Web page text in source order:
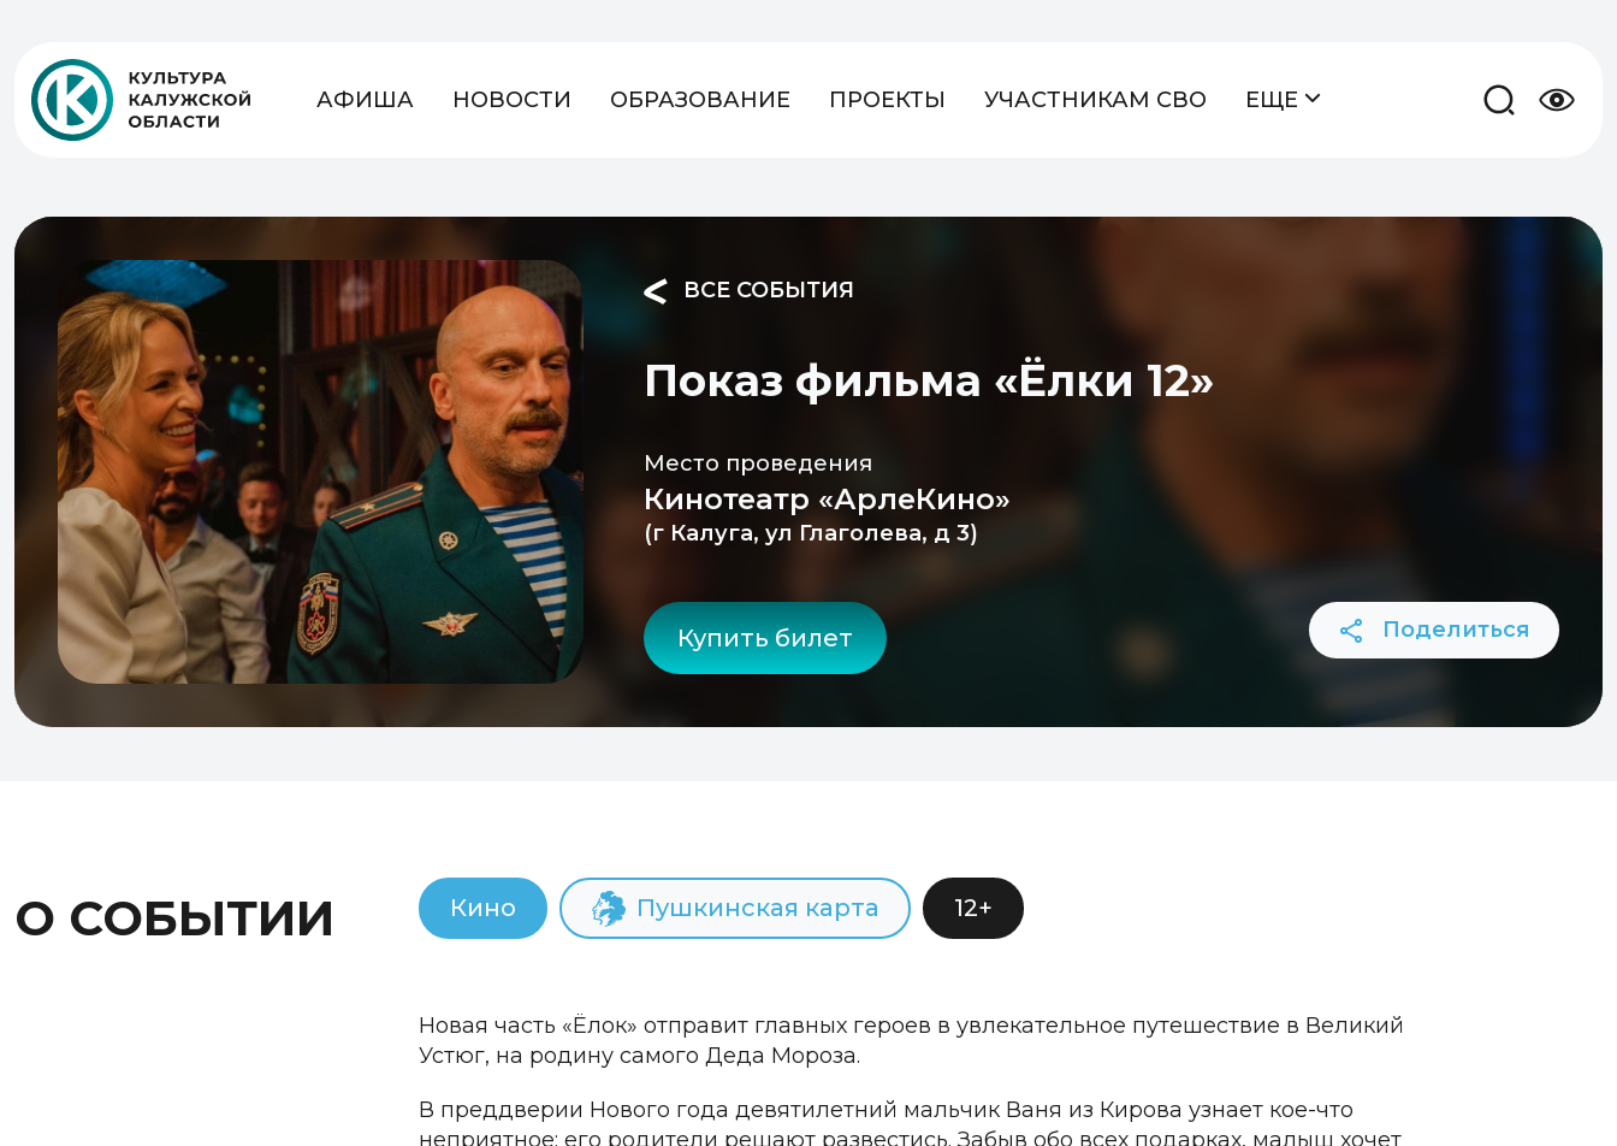
АФИША НОВОСТИ ОБРАЗОВАНИЕ ПРОЕКТЫ УЧАСТНИКАМ СВО ЕЩЕ
ВСЕ СОБЫТИЯ
Показ фильма «Ёлки 12»
Место проведения
Кинотеатр «АрлеКино»
(г Калуга, ул Глаголева, д 3)
Купить билет Поделиться
О СОБЫТИИ Кино Пушкинская карта 12+
Новая часть «Ёлок» отправит главных героев в увлекательное путешествие в Великий
Устюг, на родину самого Деда Мороза.
В преддверии Нового года девятилетний мальчик Ваня из Кирова узнает кое-что
неприятное: его родители решают развестись. Забыв обо всех подарках, малыш хочет